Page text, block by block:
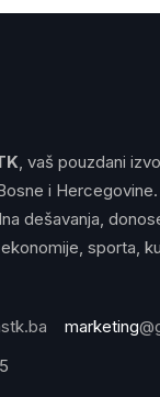
, vaš pouzdani
i
dešavanja,
sporta,
marketing